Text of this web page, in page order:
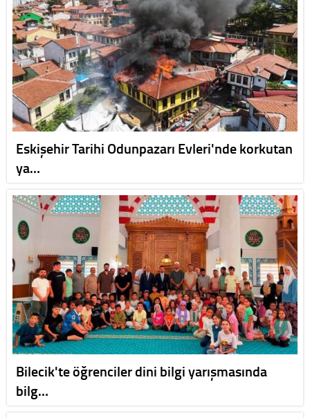
Eskişehir Tarihi Odunpazarı Evleri'nde korkutan
ya…
Bilecik'te öğrenciler dini bilgi yarışmasında
bilg…